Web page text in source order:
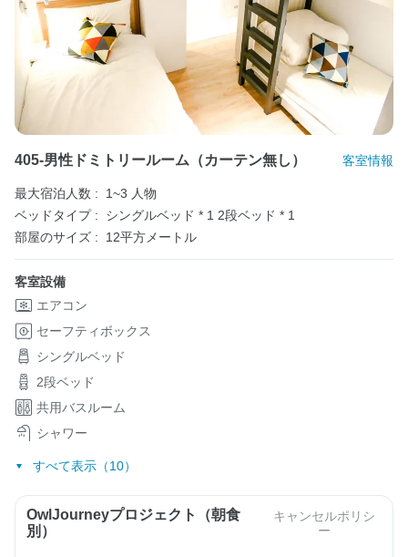
405-男性ドミトリールーム（カーテン無し） 客室情報
最大宿泊人数 :
1~3 人物
ベッドタイプ :
シングルベッド * 1 2段ベッド * 1
部屋のサイズ :
12平方メートル
客室設備
エアコン
セーフティボックス
シングルベッド
2段ベッド
共用バスルーム
シャワー
すべて表示（10）
OwlJourneyプロジェクト（朝食
別）
キャンセルポリシ
ー